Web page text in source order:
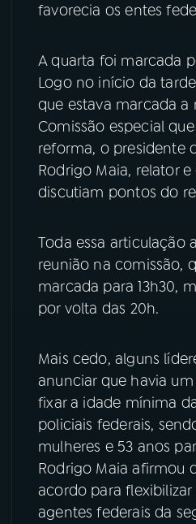
favorecia os entes
A quarta foi marcada
Logo no início da
que estava marcada a
Comissão especial
reforma, o presidente
Rodrigo Maia, relator
discutiam pontos do
Toda essa articulação
reunião na comissão,
marcada para 13h30,
por volta das 20h.
Mais cedo, alguns
anunciar que havia
fixar a idade mínima
policiais federais,
mulheres e 53 anos
Rodrigo Maia afirmou
acordo para flexibilizar
agentes federais da